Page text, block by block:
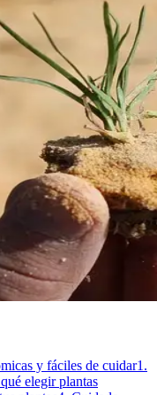
y fáciles de cuidar1.
elegir plantas